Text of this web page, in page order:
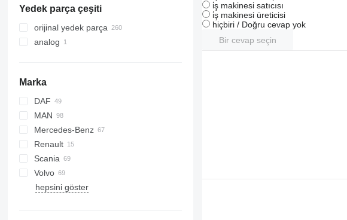
Yedek parça çeşiti
orijinal yedek parça
analog
Marka
DAF
CF
LF
XF
Transit
Stralis
Trakker
MAN
F90
L2000
LE
TGA
TGL
Mercedes-Benz
A-Class
Actros
Antos
Arocs
Atleon
Renault
Magnum
Premium
T-series
Scania
G-series
P-series
Volvo
FH
hepsini göster
i̇ş makinesi satıcısı
i̇ş makinesi üreticisi
hiçbiri / Doğru cevap yok
Bir cevap seçin